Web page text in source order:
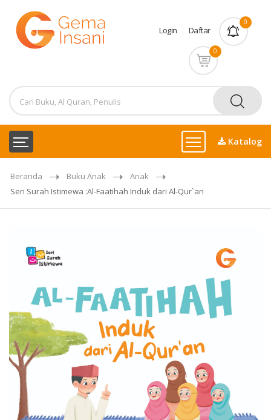
Login Daftar
0
0
Katalog
Beranda Buku Anak
Anak
Seri Surah Istimewa :Al-Faatihah Induk dari Al-Qur`an